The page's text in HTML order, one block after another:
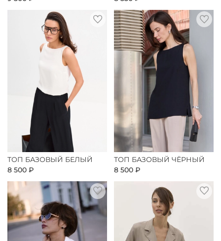
ТОП БАЗОВЫЙ БЕЛЫЙ
8 500 ₽
ТОП БАЗОВЫЙ ЧЁРНЫЙ
8 500 ₽